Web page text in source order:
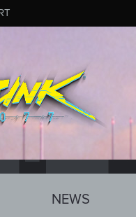
NEWS